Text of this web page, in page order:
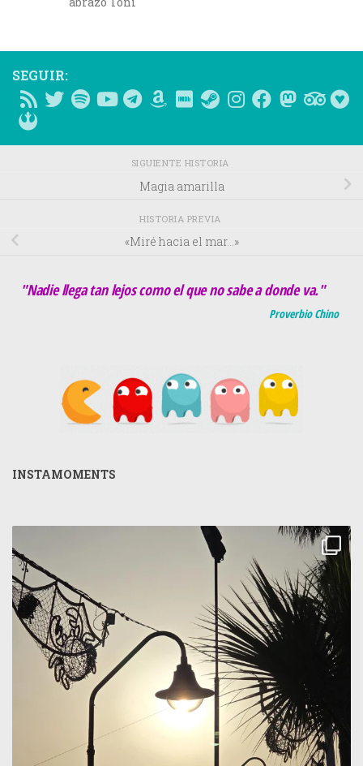
SEGUIR:
SIGUIENTE HISTORIA
Magia amarilla
HISTORIA PREVIA
«Miré hacia el mar…»
"Nadie llega tan lejos como el que no sabe a donde va."
Proverbio Chino
INSTAMOMENTS